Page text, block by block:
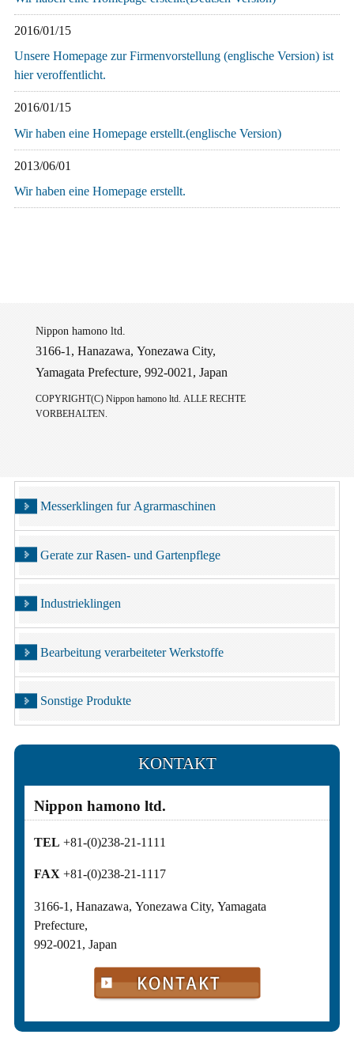
Messerklingen fur Agrarmaschinen
Gerate zur Rasen- und Gartenpflege
Industrieklingen
Bearbeitung verarbeiteter Werkstoffe
Sonstige Produkte
KONTAKT
Nippon hamono ltd.
TEL +81-(0)238-21-1111
FAX+81-(0)238-21-1117
3166-1, Hanazawa, Yonezawa City, Yamagata
Prefecture,
992-0021, Japan
2016/01/15
Unsere Homepage zur Firmenvorstellung (englische Version) ist
hier veroffentlicht.
2016/01/15
Wir haben eine Homepage erstellt.(englische Version)
2013/06/01
Wir haben eine Homepage erstellt.
Nippon hamono ltd.
3166-1, Hanazawa, Yonezawa City,
Yamagata Prefecture, 992-0021, Japan
COPYRIGHT(C) Nippon hamono ltd. ALLE RECHTE
VORBEHALTEN.